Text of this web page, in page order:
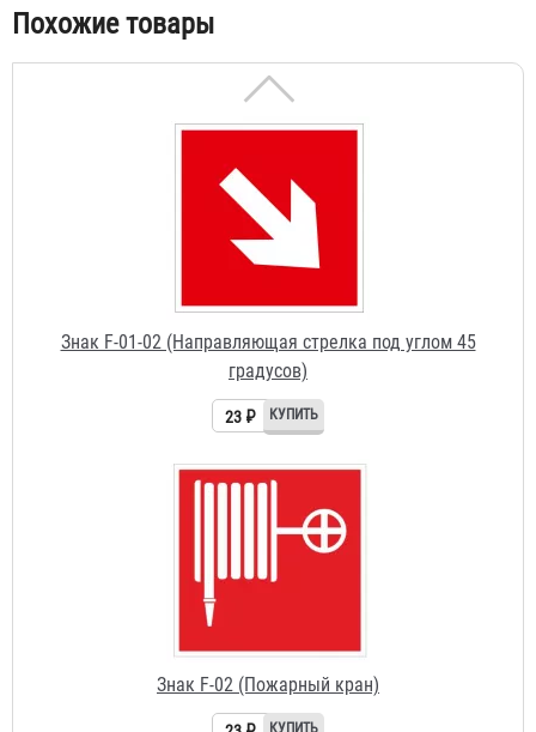
Табы
Похожие товары
Знак F-01-02 (Направляющая стрелка под углом 45
градусов)
23 ₽
Знак F-02 (Пожарный кран)